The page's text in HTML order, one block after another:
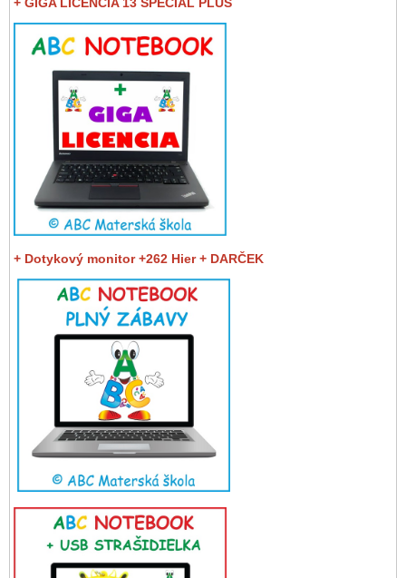
+ Dotykový monitor +262 Hier + DARČEK